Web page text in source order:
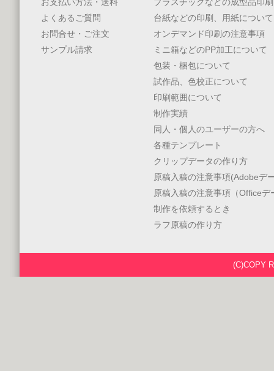
お支払い方法・送料
よくあるご質問
お問合せ・ご注文
サンプル請求
プラスチックなどの成型品印
台紙などの印刷、用紙について
オンデマンド印刷の注意事項
ミニ箱などのPP加工について
包装・梱包について
試作品、色校正について
印刷範囲について
制作実績
同人・個人のユーザーの方へ
各種テンプレート
クリップデータの作り方
原稿入稿の注意事項(Adobeデ
原稿入稿の注意事項（Officeデ
制作を依頼するとき
ラフ原稿の作り方
(C)COPY